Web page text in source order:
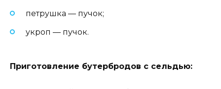
петрушка — пучок;
укроп — пучок.
Приготовление бутербродов с сельдью: